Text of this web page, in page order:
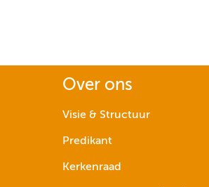
Over ons
Visie & Structuur
Predikant
Kerkenraad